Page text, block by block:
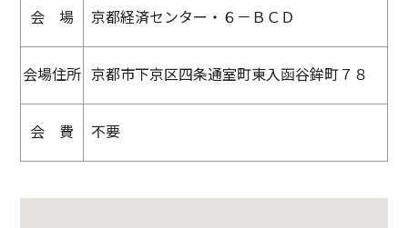
会 場 京都経済センター・６－ＢＣＤ
会場住所 京都市下京区四条通室町東入函谷鉾町７８
会 費 不要